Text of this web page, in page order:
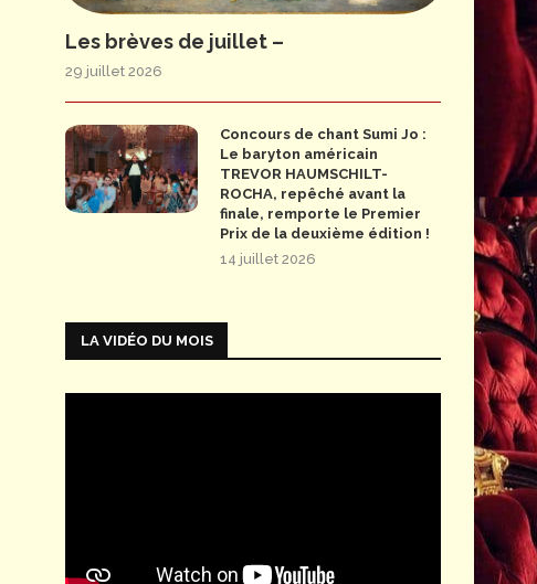
Les brèves de juillet –
29 juillet 2026
Concours de chant Sumi Jo :
Le baryton américain
TREVOR HAUMSCHILT-
ROCHA, repêché avant la
finale, remporte le Premier
Prix de la deuxième édition !
14 juillet 2026
LA VIDÉO DU MOIS